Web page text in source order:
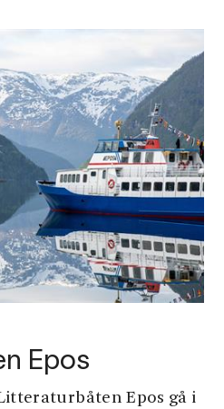
Epos
Epos gå i